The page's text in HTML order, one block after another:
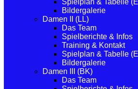
Spielplan & Tabelle
Bildergalerie
Damen II (LL)
Das Team
Spielberichte & Infos
Training & Kontakt
Spielplan & Tabelle
Bildergalerie
Damen III (BK)
Das Team